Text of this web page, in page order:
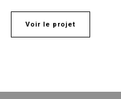
Voir le projet